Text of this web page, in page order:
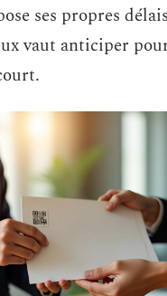
ses propres
vaut anticiper